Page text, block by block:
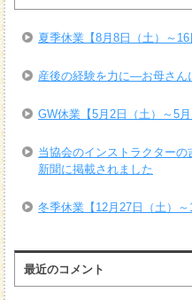
夏季休業【8月8日（土）～
産後の経験を力に―お母さん
GW休業【5月2日（土）～5
当協会のインストラクター
新聞に掲載されました
冬季休業【12月27日（土）
最近のコメント